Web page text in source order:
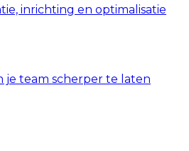
inrichting en optimalisatie
je team scherper te laten